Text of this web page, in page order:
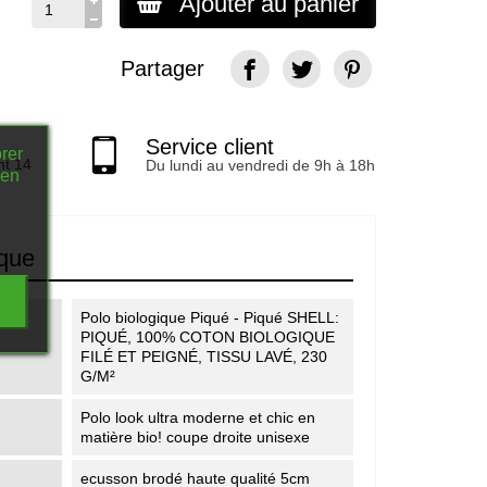
Partager
14
Service client
Du lundi au vendredi de 9h à 18h
Polo biologique Piqué - Piqué SHELL:
PIQUÉ, 100% COTON BIOLOGIQUE
FILÉ ET PEIGNÉ, TISSU LAVÉ, 230
G/M²
Polo look ultra moderne et chic en
matière bio! coupe droite unisexe
ecusson brodé haute qualité 5cm